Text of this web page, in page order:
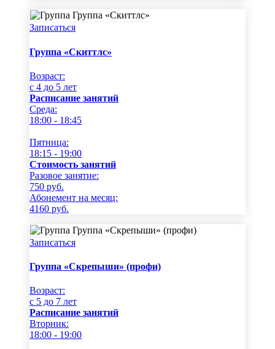
Записаться
Группа «Скиттлс»
Возраст:
c 4 до 5 лет
Расписание занятий
Среда:
18:00 - 18:45
Пятница:
18:15 - 19:00
Стоимость занятий
Разовое занятие:
750 руб.
Абонемент на месяц:
4160 руб.
Записаться
Группа «Скрепыши» (профи)
Возраст:
c 5 до 7 лет
Расписание занятий
Вторник:
18:00 - 19:00